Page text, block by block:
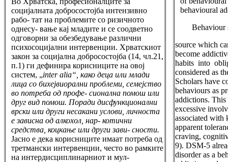
социјалната добросостојба интензивно
рабо- тат на проблемите со ризичното
однесу- вање кај младите и се соодветно
одговорни за обезбедување различни
психосоцијални интервенции. Хрватскиот
закон за социјална добросостојба (14, чл.21,
п.1) ги дефинира корисниците на овој
систем, „inter alia“, како деца или млади
лица со бихејвиорални проблеми, семејство
во потреба од профе- сионална помош или
друг вид помош. Поради дисфункционални
врски или други несакани услови, личноста
е зависна од алкохол, нар- котични
средства, коцкање или други зави- сности.
Јасно е дека корисниците имаат потреба од
третмански интервенции, често во рамките
на интердисциплинарниот и мул-
behavioural
Behaviour
source which
become
habits into
considered as
Scholars have
behaviours as
addictions. This
excessive
associated with
apparent
craving,
9). DSM-5
disorder as a